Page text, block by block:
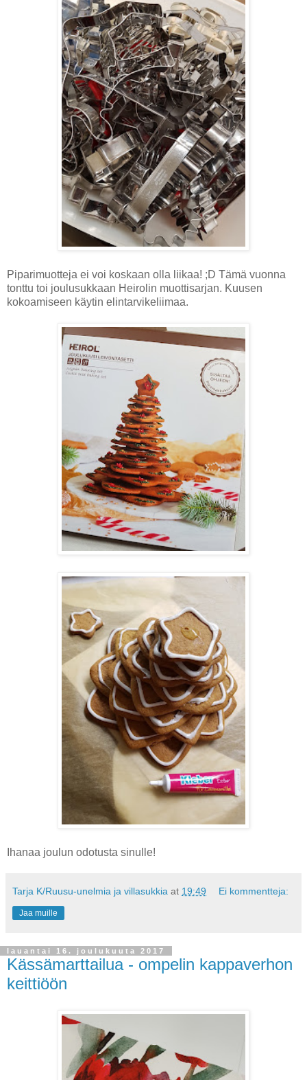
Piparimuotteja ei voi koskaan olla liikaa! ;D Tämä vuonna
tonttu toi joulusukkaan Heirolin muottisarjan. Kuusen
kokoamiseen käytin elintarvikeliimaa.
Ihanaa joulun odotusta sinulle!
Tarja K/Ruusu-unelmia ja villasukkia at 19:49 Ei kommentteja:
Jaa muille
lauantai 16. joulukuuta 2017
Kässämarttailua - ompelin kappaverhon
keittiöön